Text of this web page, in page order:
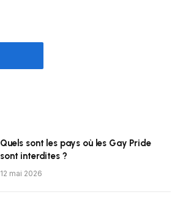
Quels sont les pays où les Gay Pride
sont interdites ?
12 mai 2026